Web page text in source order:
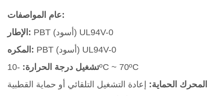
عام المواصفات:
الإطار:
PBT (أسود) UL94V-0
المكره:
PBT (أسود) UL94V-0
تشغيل درجة الحرارة:-10ºC ~ 70ºC
المحرك الحماية: إعادة التشغيل التلقائي أو حماية القطبية